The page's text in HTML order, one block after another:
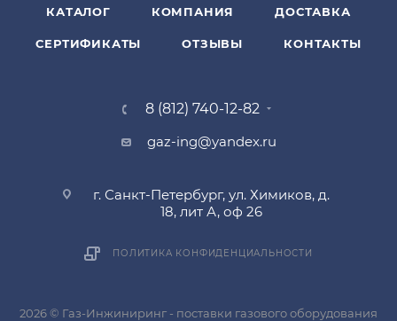
КАТАЛОГ КОМПАНИЯ ДОСТАВКА
СЕРТИФИКАТЫ ОТЗЫВЫ КОНТАКТЫ
8 (812) 740-12-82
gaz-ing@yandex.ru
г. Санкт-Петербург, ул. Химиков, д.
18, лит А, оф 26
ПОЛИТИКА КОНФИДЕНЦИАЛЬНОСТИ
2026 © Газ-Инжиниринг - поставки газового оборудования